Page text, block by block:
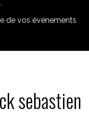
de vos événements
sebastien